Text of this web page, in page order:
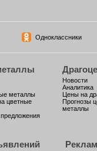
Одноклассники
металлы
цветные
Новости
Аналитика
Цены на
Прогнозы
металлы